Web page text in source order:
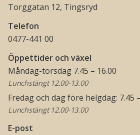
Torggatan 12, Tingsryd
Telefon
0477-441 00
Öppettider och växel
Måndag-torsdag 7.45 – 16.00
Lunchstängt 12.00-13.00
Fredag och dag före helgdag: 7.45
Lunchstängt 12.00-13.00
E-post